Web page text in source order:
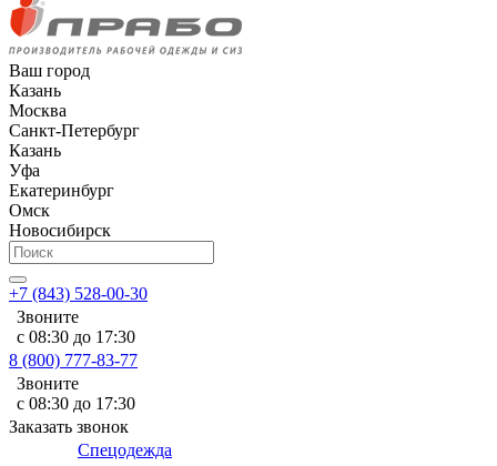
Ваш город
Казань
Москва
Санкт-Петербург
Казань
Уфа
Екатеринбург
Омск
Новосибирск
+7 (843) 528-00-30
Звоните
с 08:30 до 17:30
8 (800) 777-83-77
Звоните
с 08:30 до 17:30
Заказать звонок
Спецодежда